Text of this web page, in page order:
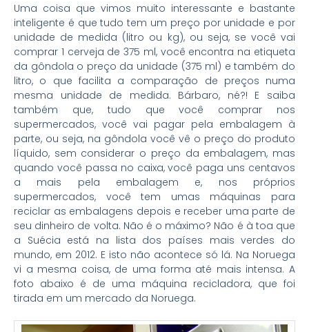
Uma coisa que vimos muito interessante e bastante
inteligente é que tudo tem um preço por unidade e por
unidade de medida (litro ou kg), ou seja, se você vai
comprar 1 cerveja de 375 ml, você encontra na etiqueta
da gôndola o preço da unidade (375 ml) e também do
litro, o que facilita a comparação de preços numa
mesma unidade de medida. Bárbaro, né?! E saiba
também que, tudo que você comprar nos
supermercados, você vai pagar pela embalagem à
parte, ou seja, na gôndola você vê o preço do produto
líquido, sem considerar o preço da embalagem, mas
quando você passa no caixa, você paga uns centavos
a mais pela embalagem e, nos próprios
supermercados, você tem umas máquinas para
reciclar as embalagens depois e receber uma parte de
seu dinheiro de volta. Não é o máximo? Não é à toa que
a Suécia está na lista dos países mais verdes do
mundo, em 2012. E isto não acontece só lá. Na Noruega
vi a mesma coisa, de uma forma até mais intensa. A
foto abaixo é de uma máquina recicladora, que foi
tirada em um mercado da Noruega.